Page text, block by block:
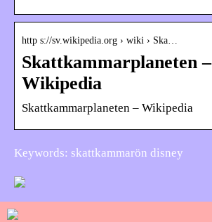
http s://sv.wikipedia.org › wiki › Ska…
Skattkammarplaneten –
Wikipedia
Skattkammarplaneten – Wikipedia
Keywords: skattkammarön disney